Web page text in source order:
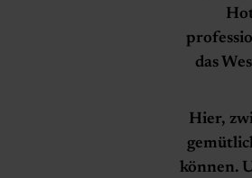
das
Hier,
können.